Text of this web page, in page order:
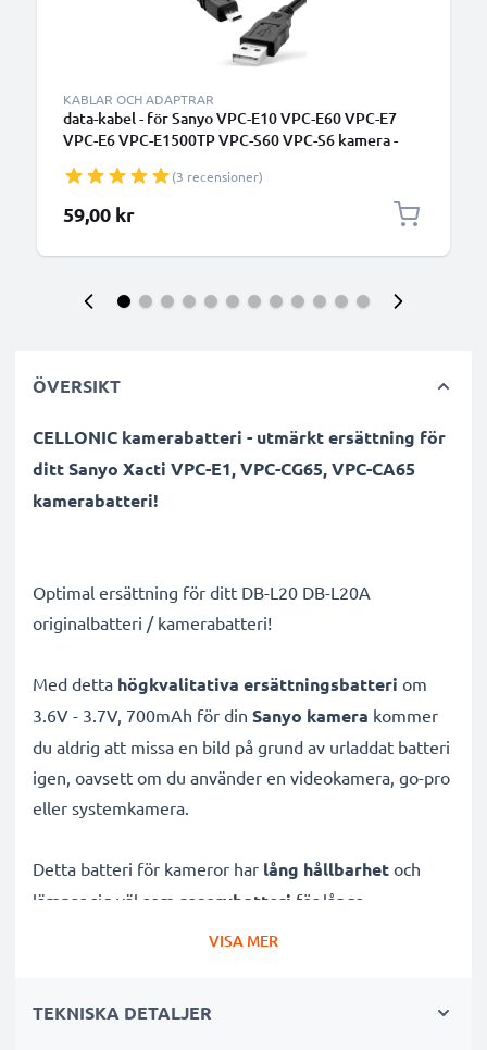
KABLAR OCH ADAPTRAR
data-kabel - för Sanyo VPC-E10 VPC-E60 VPC-E7
VPC-E6 VPC-E1500TP VPC-S60 VPC-S6 kamera -
(3 recensioner)
59,00 kr
ÖVERSIKT
CELLONIC kamerabatteri - utmärkt ersättning för
ditt Sanyo Xacti VPC-E1, VPC-CG65, VPC-CA65
kamerabatteri!
Optimal ersättning för ditt DB-L20 DB-L20A
originalbatteri / kamerabatteri!
Med detta högkvalitativa ersättningsbatteri om
3.6V - 3.7V, 700mAh för din Sanyo kamera kommer
du aldrig att missa en bild på grund av urladdat batteri
igen, oavsett om du använder en videokamera, go-pro
eller systemkamera.
Detta batteri för kameror har lång hållbarhet och
lämpar sig väl som reservbatteri för långa
fotograferingar eller filminspelningar. Batteriet är
rejält med kraft.
VISA MER
TEKNISKA DETALJER